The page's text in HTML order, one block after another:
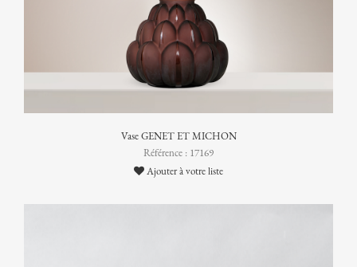
Vase GENET ET MICHON
Référence : 17169
Ajouter à votre liste